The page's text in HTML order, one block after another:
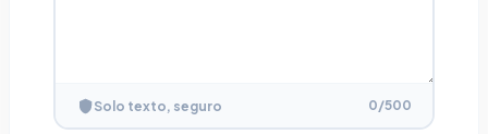
Solo texto, seguro 0/500